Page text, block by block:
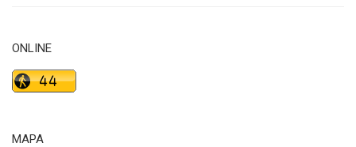
ONLINE
MAPA